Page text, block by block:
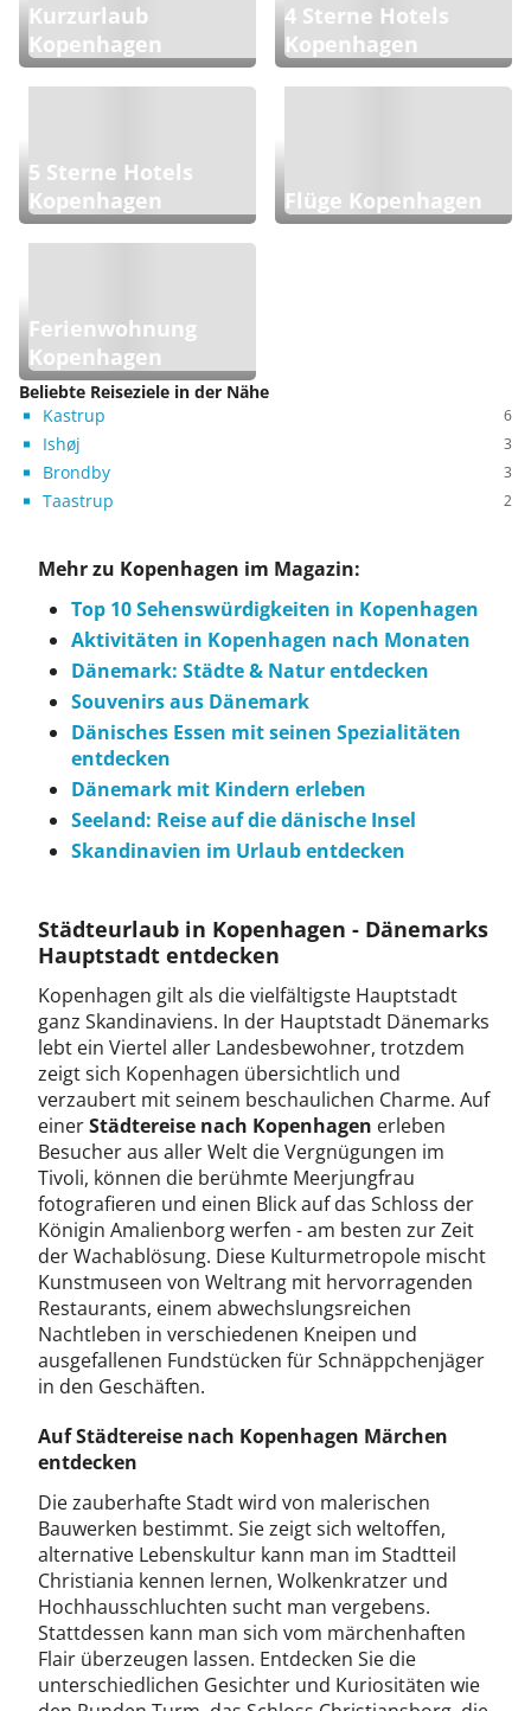
Kurzurlaub
Kopenhagen
4 Sterne Hotels
Kopenhagen
5 Sterne Hotels
Kopenhagen
Flüge Kopenhagen
Ferienwohnung
Kopenhagen
Beliebte Reiseziele in der Nähe
Kastrup
6
Ishøj 3
Brondby 3
Taastrup 2
Mehr zu Kopenhagen im Magazin:
Top 10 Sehenswürdigkeiten in Kopenhagen
Aktivitäten in Kopenhagen nach Monaten
Dänemark: Städte & Natur entdecken
Souvenirs aus Dänemark
Dänisches Essen mit seinen Spezialitäten
entdecken
Dänemark mit Kindern erleben
Seeland: Reise auf die dänische Insel
Skandinavien im Urlaub entdecken
Städteurlaub in Kopenhagen - Dänemarks
Hauptstadt entdecken
Kopenhagen gilt als die vielfältigste Hauptstadt
ganz Skandinaviens. In der Hauptstadt Dänemarks
lebt ein Viertel aller Landesbewohner, trotzdem
zeigt sich Kopenhagen übersichtlich und
verzaubert mit seinem beschaulichen Charme. Auf
einerStädtereise nach Kopenhagen erleben
Besucher aus aller Welt die Vergnügungen im
Tivoli, können die berühmte Meerjungfrau
fotografieren und einen Blick auf das Schloss der
Königin Amalienborg werfen - am besten zur Zeit
der Wachablösung. Diese Kulturmetropole mischt
Kunstmuseen von Weltrang mit hervorragenden
Restaurants, einem abwechslungsreichen
Nachtleben in verschiedenen Kneipen und
ausgefallenen Fundstücken für Schnäppchenjäger
in den Geschäften.
Auf Städtereise nach Kopenhagen Märchen
entdecken
Die zauberhafte Stadt wird von malerischen
Bauwerken bestimmt. Sie zeigt sich weltoffen,
alternative Lebenskultur kann man im Stadtteil
Christiania kennen lernen, Wolkenkratzer und
Hochhausschluchten sucht man vergebens.
Stattdessen kann man sich vom märchenhaften
Flair überzeugen lassen. Entdecken Sie die
unterschiedlichen Gesichter und Kuriositäten wie